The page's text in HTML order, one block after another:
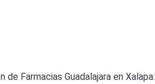
Farmacias Guadalajara en Xalapa: